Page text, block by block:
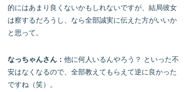
的にはあまり良くないかもしれないですが、結局彼女
は察するだろうし、なら全部誠実に伝えた方がいいか
と思って。
なっちゃんさん： 他に何人いるんやろう？ といった不
安はなくなるので、全部教えてもらえて逆に良かった
ですね（笑）。